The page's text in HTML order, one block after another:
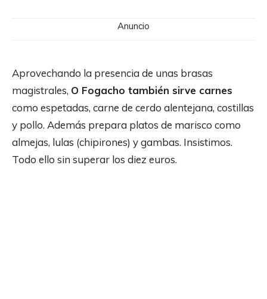
Anuncio
Aprovechando la presencia de unas brasas
magistrales, O Fogacho también sirve carnes
como espetadas, carne de cerdo alentejana, costillas
y pollo. Además prepara platos de marisco como
almejas, lulas (chipirones) y gambas. Insistimos.
Todo ello sin superar los diez euros.